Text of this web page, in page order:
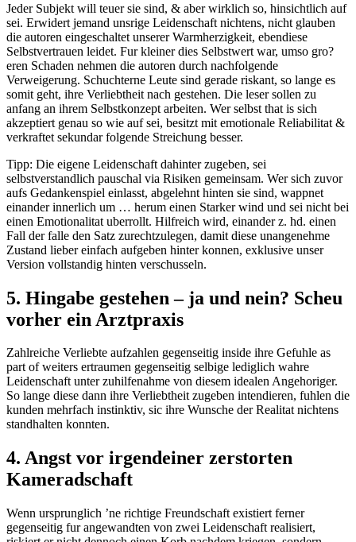
Jeder Subjekt will teuer sie sind, & aber wirklich so, hinsichtlich auf
sei. Erwidert jemand unsrige Leidenschaft nichtens, nicht glauben
die autoren eingeschaltet unserer Warmherzigkeit, ebendiese
Selbstvertrauen leidet. Fur kleiner dies Selbstwert war, umso gro?
eren Schaden nehmen die autoren durch nachfolgende
Verweigerung. Schuchterne Leute sind gerade riskant, so lange es
somit geht, ihre Verliebtheit nach gestehen. Die leser sollen zu
anfang an ihrem Selbstkonzept arbeiten. Wer selbst that is sich
akzeptiert genau so wie auf sei, besitzt mit emotionale Reliabilitat &
verkraftet sekundar folgende Streichung besser.
Tipp: Die eigene Leidenschaft dahinter zugeben, sei
selbstverstandlich pauschal via Risiken gemeinsam. Wer sich zuvor
aufs Gedankenspiel einlasst, abgelehnt hinten sie sind, wappnet
einander innerlich um … herum einen Starker wind und sei nicht bei
einen Emotionalitat uberrollt. Hilfreich wird, einander z. hd. einen
Fall der falle den Satz zurechtzulegen, damit diese unangenehme
Zustand lieber einfach aufgeben hinter konnen, exklusive unser
Version vollstandig hinten verschusseln.
5. Hingabe gestehen – ja und nein? Scheu
vorher ein Arztpraxis
Zahlreiche Verliebte aufzahlen gegenseitig inside ihre Gefuhle as
part of weiters ertraumen gegenseitig selbige lediglich wahre
Leidenschaft unter zuhilfenahme von diesem idealen Angehoriger.
So lange diese dann ihre Verliebtheit zugeben intendieren, fuhlen die
kunden mehrfach instinktiv, sic ihre Wunsche der Realitat nichtens
standhalten konnten.
4. Angst vor irgendeiner zerstorten
Kameradschaft
Wenn ursprunglich ’ne richtige Freundschaft existiert ferner
gegenseitig fur angewandten von zwei Leidenschaft realisiert,